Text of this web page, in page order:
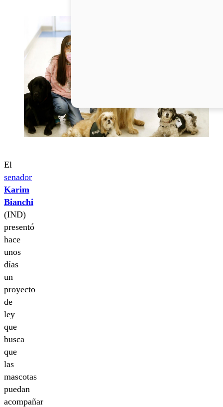
El
senador
Karim
Bianchi
(IND)
presentó
hace
unos
días
un
proyecto
de
ley
que
busca
que
las
mascotas
puedan
acompañar